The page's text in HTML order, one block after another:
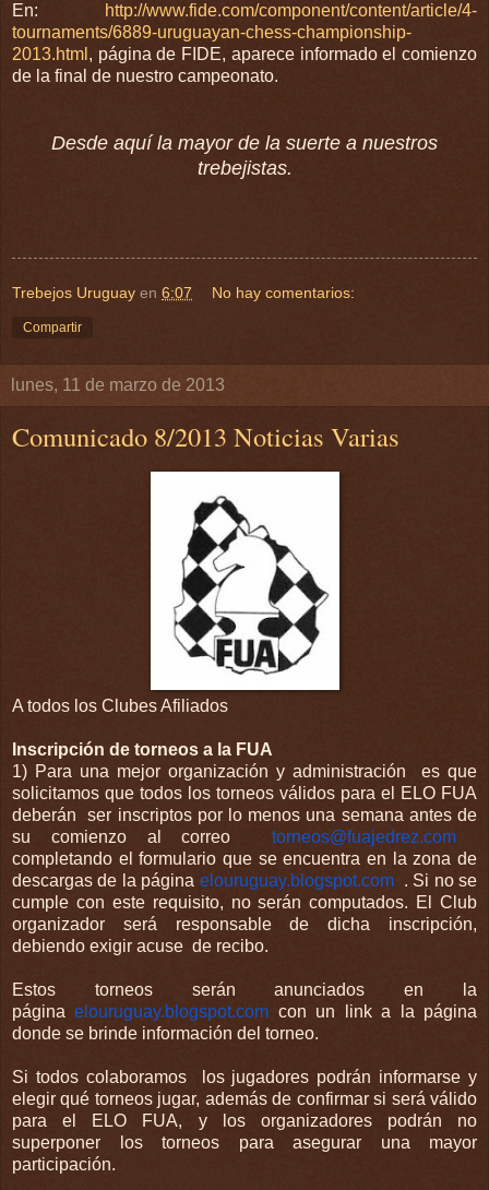
En:
http://www.fide.com/component/content/article/4-
tournaments/6889-uruguayan-chess-championship-
2013.html , página de FIDE, aparece informado el comienzo
de la final de nuestro campeonato.
Desde aquí la mayor de la suerte a nuestros
trebejistas.
Trebejos Uruguay en 6:07 No hay comentarios:
Compartir
lunes, 11 de marzo de 2013
Comunicado 8/2013 Noticias Varias
A todos los Clubes Afiliados
Inscripción de torneos a la FUA
1) Para una mejor organización y administración es que
solicitamos que todos los torneos válidos para el ELO FUA
deberán ser inscriptos por lo menos una semana antes de
su comienzo al correotorneos@fuajedrez.com
completando el formulario que se encuentra en la zona de
descargas de la página elouruguay.blogspot.com. Si no se
cumple con este requisito, no serán computados. El Club
organizador será responsable de dicha inscripción,
debiendo exigir acuse de recibo.
Estos torneos serán anunciados en la
páginaelouruguay.blogspot.com con un link a la página
donde se brinde información del torneo.
Si todos colaboramos los jugadores podrán informarse y
elegir qué torneos jugar, además de confirmar si será válido
para el ELO FUA, y los organizadores podrán no
superponer los torneos para asegurar una mayor
participación.